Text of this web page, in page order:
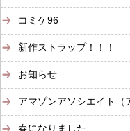
コミケ96
新作ストラップ！！！
お知らせ
アマゾンアソシエイト（
春になりました